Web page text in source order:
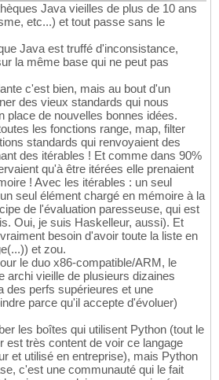
Java vieilles de plus de 10 ans
etc...) et tout passe sans le
Java est truffé d'inconsistance,
la même base qui ne peut pas
c'est bien, mais au bout d'un
des vieux standards qui nous
place de nouvelles bonnes idées.
les fonctions range, map, filter
standards qui renvoyaient des
des itérables ! Et comme dans 90%
qu'à être itérées elle prenaient
! Avec les itérables : un seul
seul élément chargé en mémoire à la
de l'évaluation paresseuse, qui est
Oui, je suis Haskelleur, aussi). Et
besoin d'avoir toute la liste en
et zou.
le duo x86-compatible/ARM, le
archi vieille de plusieurs dizaines
des perfs supérieures et une
parce qu'il accepte d'évoluer)
les boîtes qui utilisent Python (tout le
est très content de voir ce langage
et utilisé en entreprise), mais Python
c'est une communauté qui le fait